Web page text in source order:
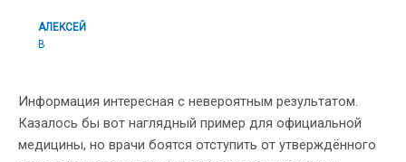
АЛЕКСЕЙ
В
Информация интересная с невероятным результатом.
Казалось бы вот наглядный пример для официальной
медицины, но врачи боятся отступить от утверждённого